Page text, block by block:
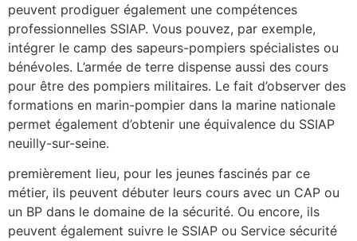
peuvent prodiguer également une compétences
professionnelles SSIAP. Vous pouvez, par exemple,
intégrer le camp des sapeurs-pompiers spécialistes ou
bénévoles. L’armée de terre dispense aussi des cours
pour être des pompiers militaires. Le fait d’observer des
formations en marin-pompier dans la marine nationale
permet également d’obtenir une équivalence du SSIAP
neuilly-sur-seine.
premièrement lieu, pour les jeunes fascinés par ce
métier, ils peuvent débuter leurs cours avec un CAP ou
un BP dans le domaine de la sécurité. Ou encore, ils
peuvent également suivre le SSIAP ou Service sécurité